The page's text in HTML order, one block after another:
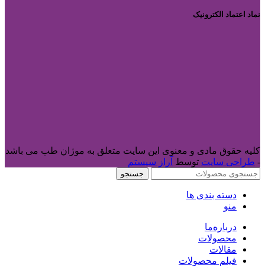
نماد اعتماد الکترونیک
کلیه حقوق مادی و معنوی این سایت متعلق به موژان طب می باشد
- طراحی سایت توسط آراز سیستم
جستجو
دسته بندی ها
منو
درباره‌ما
محصولات
مقالات
فیلم محصولات